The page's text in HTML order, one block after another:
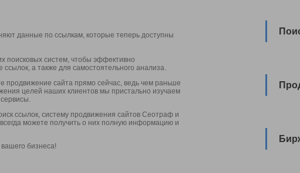
данные по ссылкам, которые теперь доступны
поисковых систем, чтобы эффективно
а также для самостоятельного анализа.
продвижение сайта прямо сейчас, ведь чем раньше
целей наших клиентов мы пристально изучаем
ссылок, систему продвижения сайтов Сеотраф и
можете получить о них полную информацию и
бизнеса!